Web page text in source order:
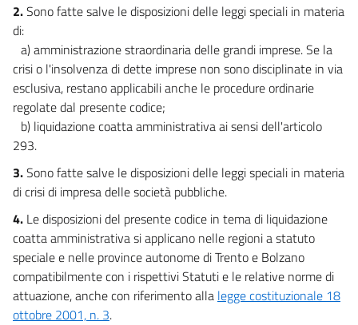
(Segnalazioni per la anticipata emersione della crisi e programma informatico
rateizzazione) ))
25 octies
25 novies
25 decies
25 undecies
((Strumenti di regolazione della crisi e dell'insolvenza))
Capo I
26
Capo II
Competenza
27
28
2.Sono fatte salve le disposizioni delle leggi speciali in materia
di:
a) amministrazione straordinaria delle grandi imprese. Se la
crisi o l'insolvenza di dette imprese non sono disciplinate in via
esclusiva, restano applicabili anche le procedure ordinarie
regolate dal presente codice;
b) liquidazione coatta amministrativa ai sensi dell'articolo
293.
3.Sono fatte salve le disposizioni delle leggi speciali in materia
di crisi di impresa delle società pubbliche.
4. Le disposizioni del presente codice in tema di liquidazione
coatta amministrativa si applicano nelle regioni a statuto
speciale e nelle province autonome di Trento e Bolzano
compatibilmente con i rispettivi Statuti e le relative norme di
attuazione, anche con riferimento alla legge costituzionale 18
ottobre 2001, n. 3.